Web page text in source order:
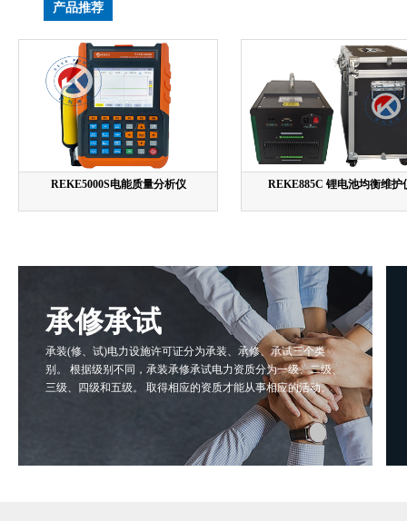
产品推荐
REKE5000S电能质量分析仪 REKE885C 锂电池均衡维护
承修承试
承装(修、试)电力设施许可证分为承装、承修、承试三个类
别。 根据级别不同，承装承修承试电力资质分为一级、二级、
三级、四级和五级。 取得相应的资质才能从事相应的活动。